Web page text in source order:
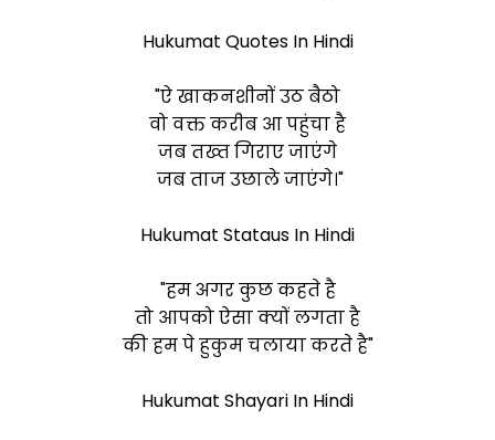
Hukumat Quotes In Hindi
"ऐ खाकनशीनों उठ बैठो
वो वक्त करीब आ पहुंचा है
जब तख्त गिराए जाएंगे
जब ताज उछाले जाएंगे।"
Hukumat Stataus In Hindi
"हम अगर कुछ कहते है
तो आपको ऐसा क्यों लगता है
की हम पे हुकुम चलाया करते है"
Hukumat Shayari In Hindi